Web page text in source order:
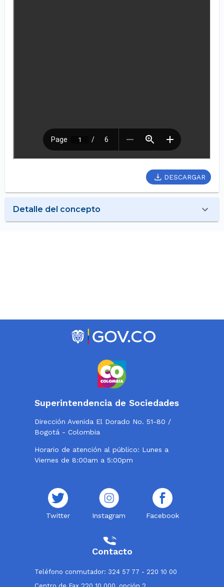
DESCARGAR
Detalle del concepto
Superintendencia de Sociedades
Dirección Avenida El Dorado No. 51-80 /
Bogotá - Colombia
Horario de atención al público: Lunes a
Viernes de 8:00am a 5:00pm
Twitter Instagram Facebook
Contacto
Teléfono conmutador: 324 57 77 - 220 10 00